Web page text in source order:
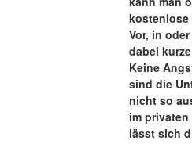
kostenlose
Vor, in
dabei
Keine
sind die
nicht so
im
lässt sich